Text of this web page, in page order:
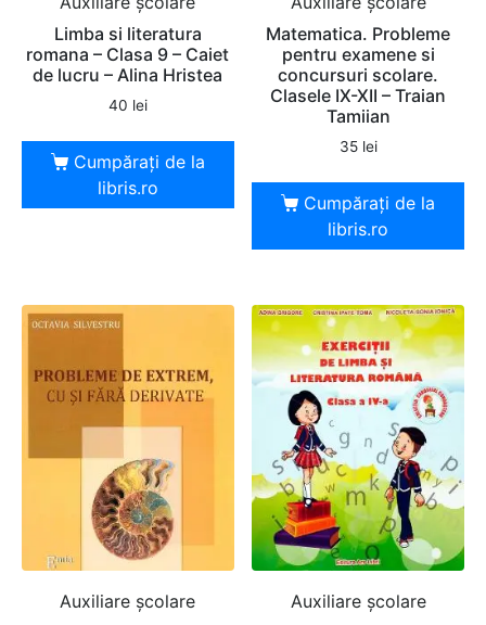
Limba si literatura
romana – Clasa 9 – Caiet
de lucru – Alina Hristea
40 lei
Cumpărați de la
libris.ro
Matematica. Probleme
pentru examene si
concursuri scolare.
Clasele IX-XII – Traian
Tamiian
35 lei
Cumpărați de la
libris.ro
Auxiliare şcolare
Auxiliare şcolare